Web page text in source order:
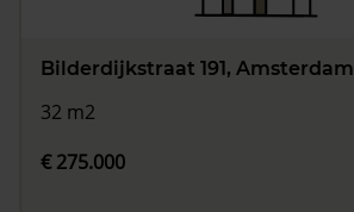
Bilderdijkstraat 191, Amsterdam
32 m2
€ 275.000